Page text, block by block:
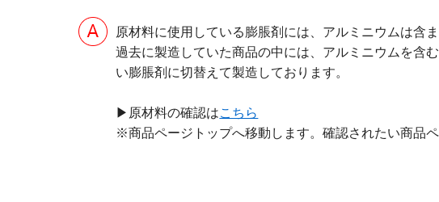
原材料に使用している膨脹剤には、アルミニウムは含ま
過去に製造していた商品の中には、アルミニウムを含
い膨脹剤に切替えて製造しております。
▶原材料の確認はこちら
※商品ページトップへ移動します。確認されたい商品